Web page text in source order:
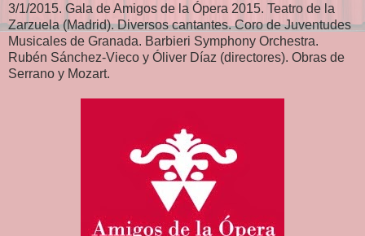
3/1/2015. Gala de Amigos de la Ópera 2015. Teatro de la
Zarzuela (Madrid). Diversos cantantes. Coro de Juventudes
Musicales de Granada. Barbieri Symphony Orchestra.
Rubén Sánchez-Vieco y Óliver Díaz (directores). Obras de
Serrano y Mozart.